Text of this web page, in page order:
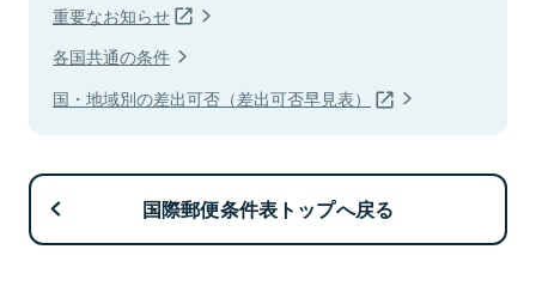
重要なお知らせ
各国共通の条件
国・地域別の差出可否（差出可否早見表）
国際郵便条件表トップへ戻る